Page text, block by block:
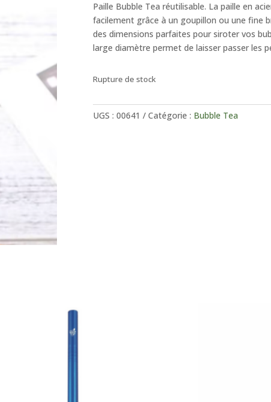
Paille Bubble Tea réutilisable. La paille en
facilement grâce à un goupillon ou une fine
des dimensions parfaites pour siroter vos
large diamètre permet de laisser passer les
Rupture de stock
UGS : 00641 Catégorie : Bubble Tea